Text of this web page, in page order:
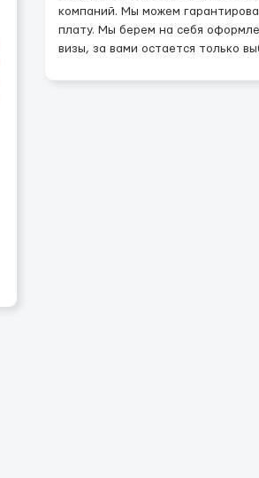
компаний. Мы можем
плату. Мы берем на себя
визы, за вами остается только